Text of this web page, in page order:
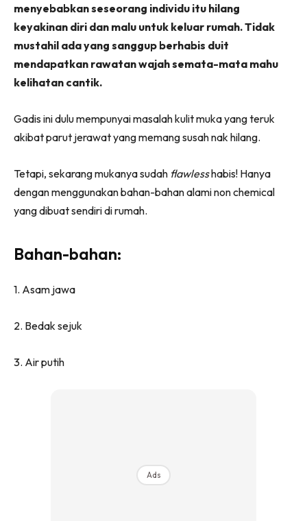
menyebabkan seseorang individu itu hilang
keyakinan diri dan malu untuk keluar rumah. Tidak
mustahil ada yang sanggup berhabis duit
mendapatkan rawatan wajah semata-mata mahu
kelihatan cantik.
Gadis ini dulu mempunyai masalah kulit muka yang teruk
akibat parut jerawat yang memang susah nak hilang.
Tetapi, sekarang mukanya sudah flawlesshabis! Hanya
dengan menggunakan bahan-bahan alami non chemical
yang dibuat sendiri di rumah.
Bahan-bahan:
1. Asam jawa
2. Bedak sejuk
3. Air putih
Ads